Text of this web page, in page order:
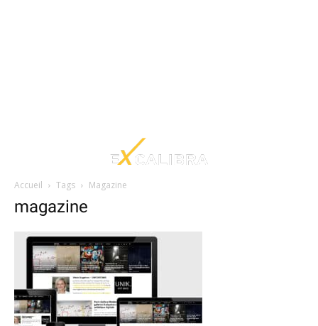
Accueil Tags Magazine
magazine